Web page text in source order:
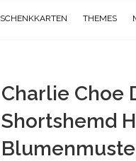
THEMES
Charlie Choe
Shortshemd